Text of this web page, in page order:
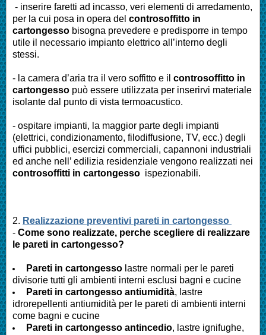
- inserire faretti ad incasso, veri elementi di arredamento,
per la cui posa in opera del controsoffitto in
cartongesso bisogna prevedere e predisporre in tempo
utile il necessario impianto elettrico all’interno degli
stessi.
- la camera d’aria tra il vero soffitto e il controsoffitto in
cartongesso può essere utilizzata per inserirvi materiale
isolante dal punto di vista termoacustico.
- ospitare impianti, la maggior parte degli impianti
(elettrici, condizionamento, filodiffusione, TV, ecc.) degli
uffici pubblici, esercizi commerciali, capannoni industriali
ed anche nell’ edilizia residenziale vengono realizzati nei
controsoffitti in cartongesso ispezionabili.
2. Realizzazione preventivi pareti in cartongesso
- Come sono realizzate, perche scegliere di realizzare
le pareti in cartongesso?
Pareti in cartongesso lastre normali per le pareti
divisorie tutti gli ambienti interni esclusi bagni e cucine
Pareti in cartongesso antiumidità, lastre
idrorepellenti antiumidità per le pareti di ambienti interni
come bagni e cucine
Pareti in cartongesso antincedio, lastre ignifughe,